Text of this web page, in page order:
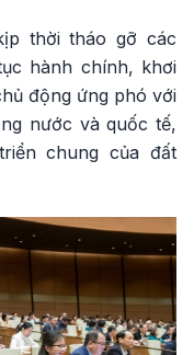
thời tháo gỡ các
hành chính, khơi
động ứng phó với
nước và quốc tế,
chung của đất